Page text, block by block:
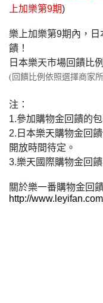
上加樂第9期)
樂上加樂第9期內，
饋！
日本樂天市場回饋比
(回饋比例依照選擇商家
注：
1.參加購物金回饋的
2.日本樂天購物金回
開放時間待定。
3.樂天國際購物金回
關於樂一番購物金回
http://